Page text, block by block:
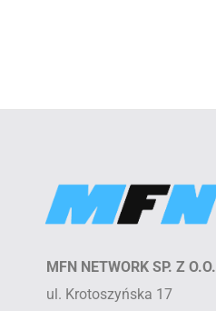
MFN NETWORK SP. Z O.O.
ul. Krotoszyńska 17